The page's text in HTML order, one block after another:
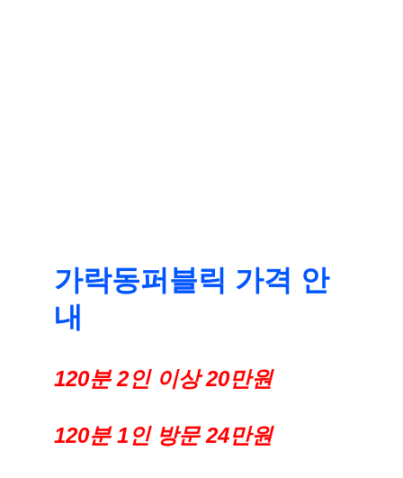
가락동퍼블릭 가격 안
내
120분 2인 이상 20만원
120분 1인 방문 24만원